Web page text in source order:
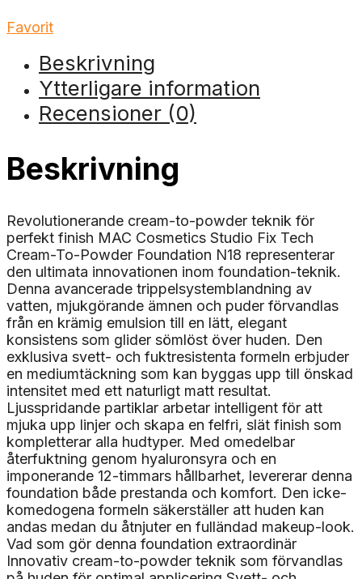
Favorit
Beskrivning
Ytterligare information
Recensioner (0)
Beskrivning
Revolutionerande cream-to-powder teknik för
perfekt finish MAC Cosmetics Studio Fix Tech
Cream-To-Powder Foundation N18 representerar
den ultimata innovationen inom foundation-teknik.
Denna avancerade trippelsystemblandning av
vatten, mjukgörande ämnen och puder förvandlas
från en krämig emulsion till en lätt, elegant
konsistens som glider sömlöst över huden. Den
exklusiva svett- och fuktresistenta formeln erbjuder
en mediumtäckning som kan byggas upp till önskad
intensitet med ett naturligt matt resultat.
Ljusspridande partiklar arbetar intelligent för att
mjuka upp linjer och skapa en felfri, slät finish som
kompletterar alla hudtyper. Med omedelbar
återfuktning genom hyaluronsyra och en
imponerande 12-timmars hållbarhet, levererar denna
foundation både prestanda och komfort. Den icke-
komedogena formeln säkerställer att huden kan
andas medan du åtnjuter en fulländad makeup-look.
Vad som gör denna foundation extraordinär
Innovativ cream-to-powder teknik som förvandlas